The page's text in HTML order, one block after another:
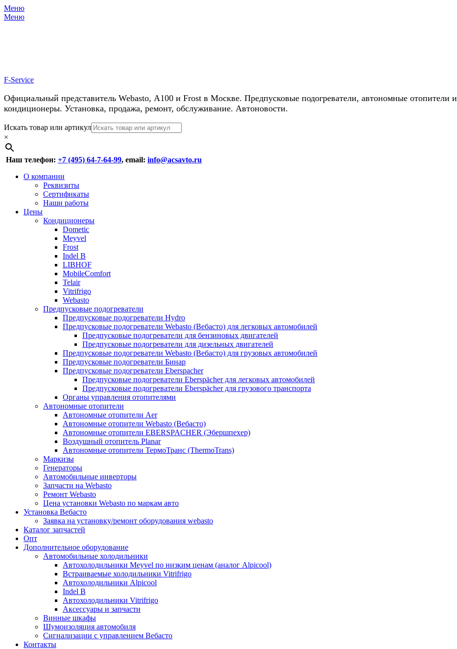
Меню
Меню
F-Service
Официальный представитель Webasto, А100 и Frost в Москве. Предпусковые подогреватели, автономные отопители и
кондиционеры. Установка, продажа, ремонт, обслуживание. Автоновости.
Header
Right
Menu
Перейти
к
содержимому
Искать товар или артикул
×
Наш телефон: +7 (495) 64-7-64-99, email: info@acsavto.ru
Основное
Перейти
содержимому
О компании
Реквизиты
Сертификаты
Наши работы
Цены
Кондиционеры
Dometic
Meyvel
Frost
Indel B
LIBHOF
MobileComfort
Telair
Vitrifrigo
Webasto
Предпусковые подогреватели
Предпусковые подогреватели Hydro
Предпусковые подогреватели Webasto (Вебасто) для легковых автомобилей
Предпусковые подогреватели для бензиновых двигателей
Предпусковые подогреватели для дизельных двигателей
Предпусковые подогреватели Webasto (Вебасто) для грузовых автомобилей
Предпусковые подогреватели Бинар
Предпусковые подогреватели Eberspacher
Предпусковые подогреватели Eberspächer для легковых автомобилей
Предпусковые подогреватели Eberspächer для грузового транспорта
Органы управления отопителями
Автономные отопители
Автономные отопители Аer
Автономные отопители Webasto (Вебасто)
Автономные отопители EBERSPACHER (Эбершпехер)
Воздушный отопитель Planar
Автономные отопители ТермоТранс (ThermoTrans)
Маркизы
Генераторы
Автомобильные инверторы
Запчасти на Webasto
Ремонт Webasto
Цена установки Webasto по маркам авто
Установка Вебасто
Заявка на установку/ремонт оборудования webasto
Каталог запчастей
Опт
Дополнительное оборудование
Автомобильные холодильники
Автохолодильники Meyvel по низким ценам (аналог Alpicool)
Встраиваемые холодильники Vitrifrigo
Автохолодильники Alpicool
Indel B
Автохолодильники Vitrifrigo
Аксессуары и запчасти
Винные шкафы
Шумоизоляция автомобиля
Сигнализации с управлением Вебасто
Контакты